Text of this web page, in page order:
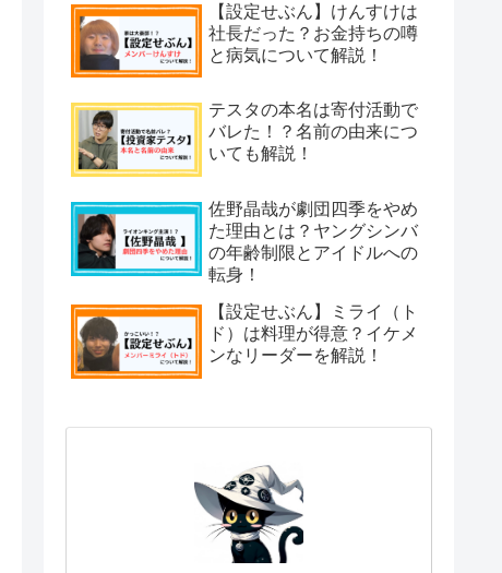
【設定せぶん】けんすけは
社長だった？お金持ちの噂
と病気について解説！
テスタの本名は寄付活動で
バレた！？名前の由来につ
いても解説！
佐野晶哉が劇団四季をやめ
た理由とは？ヤングシンバ
の年齢制限とアイドルへの
転身！
【設定せぶん】ミライ（ト
ド）は料理が得意？イケメ
ンなリーダーを解説！